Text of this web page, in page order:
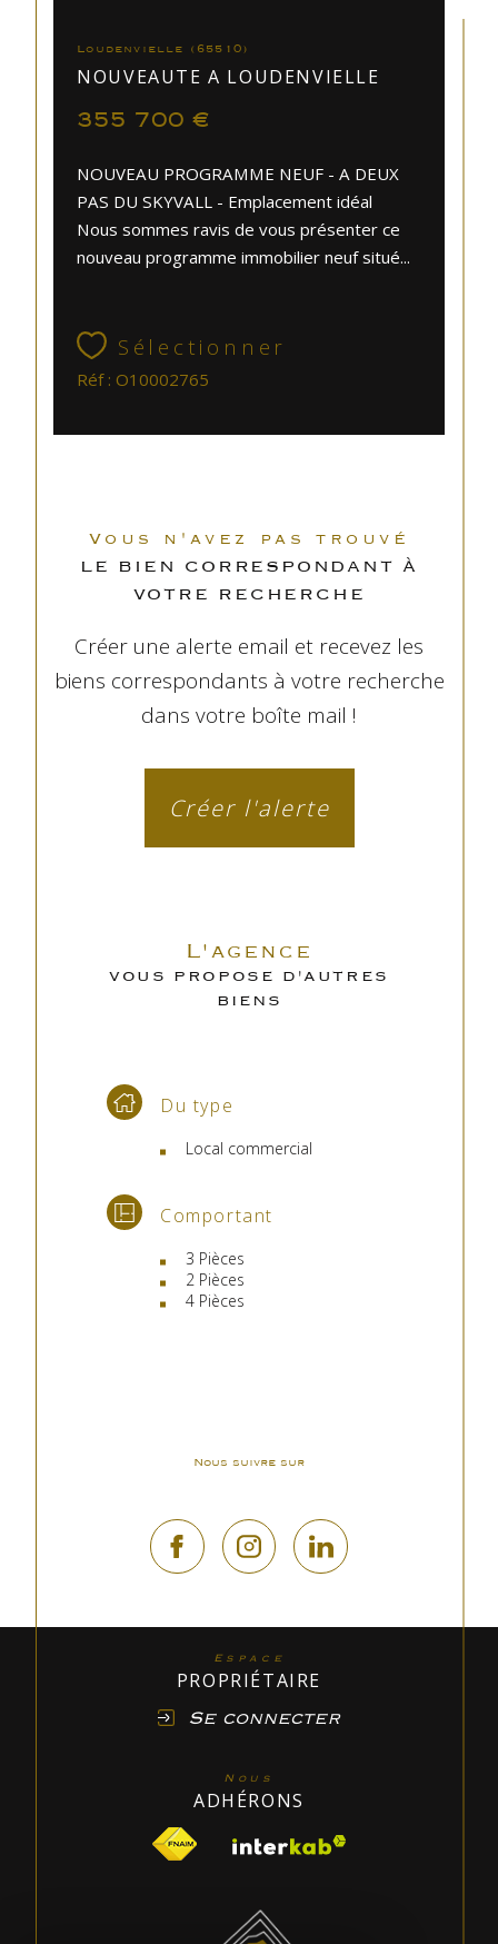
Loudenvielle (65510)
NOUVEAUTE A LOUDENVIELLE
355 700 €
NOUVEAU PROGRAMME NEUF - A DEUX
PAS DU SKYVALL - Emplacement idéal
Nous sommes ravis de vous présenter ce
nouveau programme immobilier neuf situé...
Sélectionner
Réf : O10002765
Vous n'avez pas trouvé
LE BIEN CORRESPONDANT À
VOTRE RECHERCHE
Créer une alerte email et recevez les
biens correspondants à votre recherche
dans votre boîte mail !
Créer l'alerte
L'agence
VOUS PROPOSE D'AUTRES
BIENS
Du type
Local commercial
Comportant
3 Pièces
2 Pièces
4 Pièces
Nous suivre sur
Espace
PROPRIÉTAIRE
Se connecter
Nous
ADHÉRONS